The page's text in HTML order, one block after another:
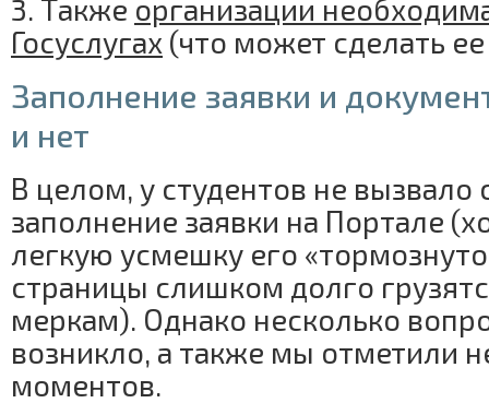
3. Также организации
Госуслугах (что может сделать
Заполнение заявки и
и нет
В целом, у студентов не вызвало
заполнение заявки на Портале
легкую усмешку его
страницы слишком долго
меркам). Однако несколько
возникло, а также мы отметили
моментов.